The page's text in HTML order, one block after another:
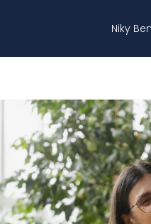
Niky